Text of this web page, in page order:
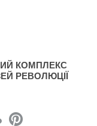
КОМПЛЕКС
РЕВОЛЮЦІЇ